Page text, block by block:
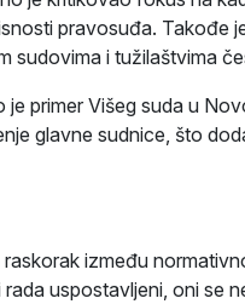
pravosuđa. Takođe
sudovima i tužilaštvima
primer Višeg suda u
glavne sudnice, što
između
uspostavljeni, oni se